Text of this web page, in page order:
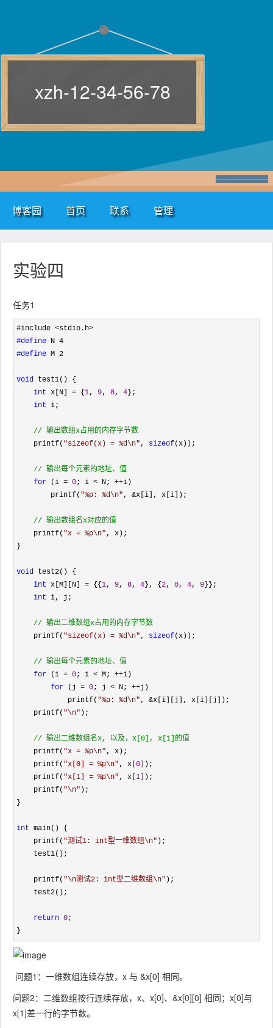
xzh-12-34-56-78
博客园 首页 联系 管理
实验四
任务1
#define
#define M 2
void test1() {
int x[N] = { 1, 9, 8, 4 };
int i;
// 输出数组x占用的内存字节数
    printf(
"sizeof(x) = %d\n", sizeof(x));
// 输出每个元素的地址、值
for (i = 0; i < N; ++i)
        printf(
"%p: %d\n", &x[i], x[i]);
// 输出数组名x对应的值
    printf(
"x = %p\n", x);
}
void test2() {
int x[M][N] = {{ 1, 9, 8, 4 }, { 2, 0, 4, 9 }};
int i, j;
// 输出二维数组x占用的内存字节数
    printf(
"sizeof(x) = %d\n", sizeof(x));
// 输出每个元素的地址、值
for (i = 0; i < M; ++i)
for (j = 0; j < N; ++j)
            printf(
"%p: %d\n", &x[i][j], x[i][j]);
    printf(
"\n" );
// 输出二维数组名x, 以及，x[0], x[1]的值
    printf(
"x = %p\n", x);
    printf(
"x[0] = %p\n", x[ 0 ]);
    printf(
"x[1] = %p\n", x[ 1 ]);
    printf(
"\n" );
}
int main() {
    printf(
"测试1: int型一维数组\n" );
    printf(
"\n测试2: int型二维数组\n" );
return 0;
}
问题1：一维数组连续存放，x 与 &x[0] 相同。
问题2：二维数组按行连续存放，x、x[0]、&x[0][0] 相同；x[0]与
x[1]差一行的字节数。